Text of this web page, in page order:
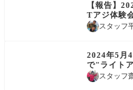
【報告】
Tアジ体験
スタッフ
2024年5月
で"ライト
たお魚定食
スタッフ